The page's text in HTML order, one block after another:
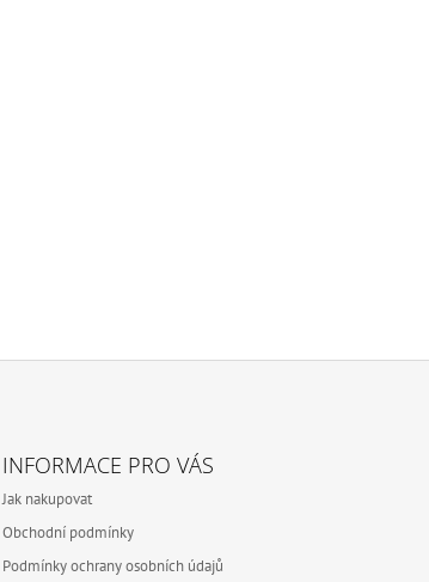
INFORMACE PRO VÁS
Jak nakupovat
Obchodní podmínky
Podmínky ochrany osobních údajů